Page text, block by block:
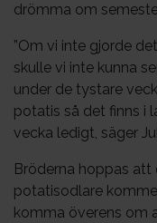
drömma om
”Om vi ​​inte gjorde
skulle vi inte kunna
under de tystare
potatis så det finns i
vecka ledigt, säger
Bröderna hoppas
potatisodlare
komma överens om